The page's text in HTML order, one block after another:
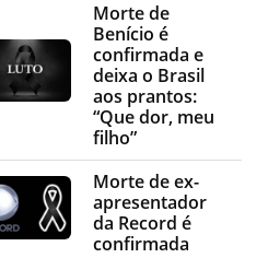
Morte de
Benício é
confirmada e
deixa o Brasil
aos prantos:
“Que dor, meu
filho”
Morte de ex-
apresentador
da Record é
confirmada